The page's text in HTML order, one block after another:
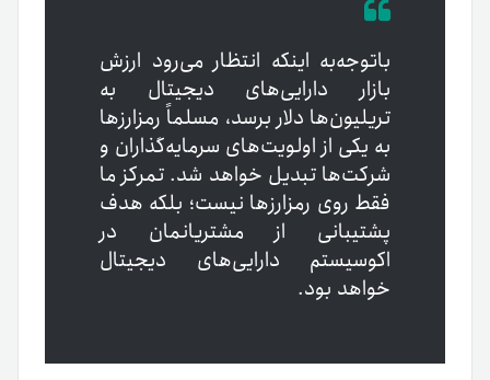
باتوجه‌به اینکه انتظار می‌رود ارزش
بازار دارایی‌های دیجیتال به
تریلیون‌ها دلار برسد، مسلماً رمزارزها
به یکی از اولویت‌های سرمایه‌گذاران و
شرکت‌ها تبدیل خواهد شد. تمرکز ما
فقط روی رمزارزها نیست؛ بلکه هدف
پشتیبانی از مشتریانمان در
اکوسیستم دارایی‌های دیجیتال
خواهد بود.